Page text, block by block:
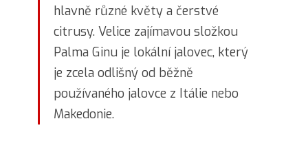
hlavně různé květy a čerstvé
citrusy. Velice zajímavou složkou
Palma Ginu je lokální jalovec, který
je zcela odlišný od běžně
používaného jalovce z Itálie nebo
Makedonie.